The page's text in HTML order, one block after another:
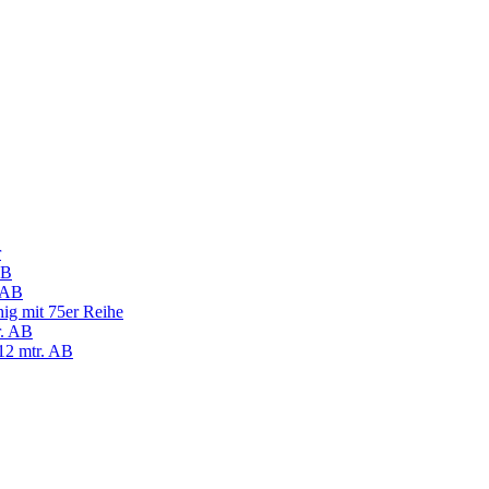
mit 75er Reihe
AB
mtr. AB